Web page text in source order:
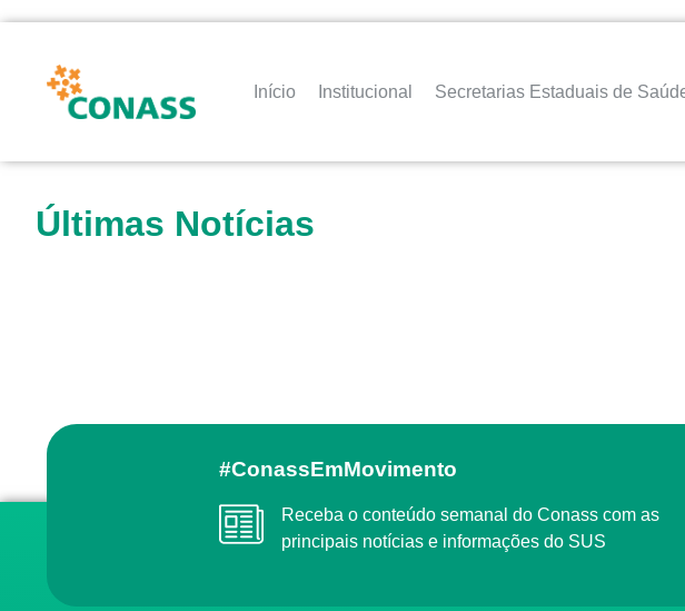
Início Institucional Secretarias Estaduais de
Últimas Notícias
#ConassEmMovimento
Receba o conteúdo semanal do Conass com as
principais notícias e informações do SUS